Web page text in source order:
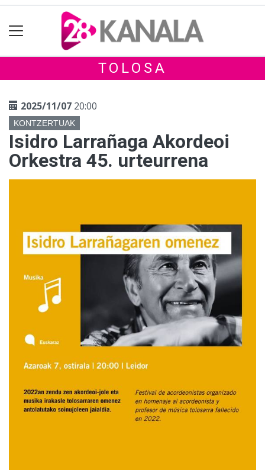
TOLOSA
2025/11/07 20:00
KONTZERTUAK
Isidro Larrañaga Akordeoi
Orkestra 45. urteurrena